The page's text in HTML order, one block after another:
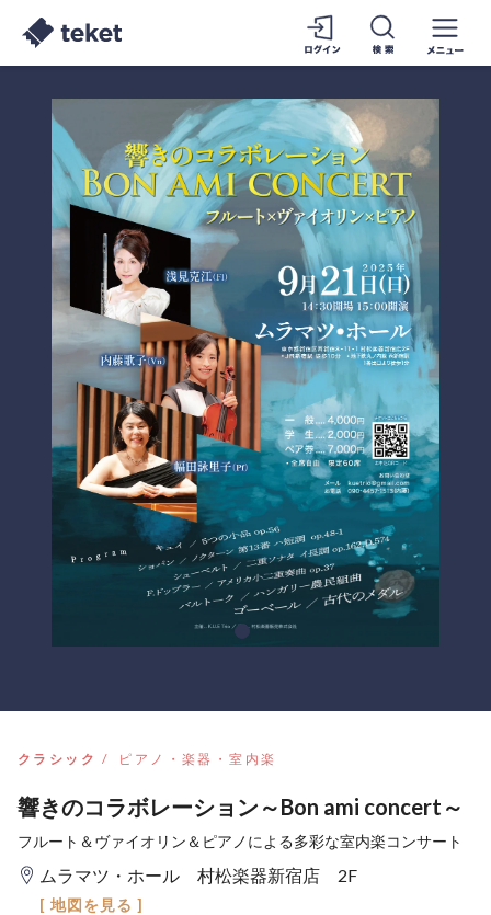
クラシック ピアノ・楽器・室内楽
響きのコラボレーション～Bon ami concert～
フルート＆ヴァイオリン＆ピアノによる多彩な室内楽コンサート
ムラマツ・ホール 村松楽器新宿店 2F
[ 地図を見る ]